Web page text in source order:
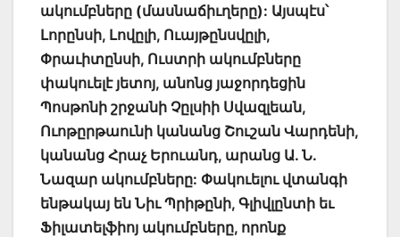
ակումբները (մասնաճիւղերը): Այսպէս՝
Լորընսի, Լովըլի, Ուայթընսվըլի,
Փրաւիտընսի, Ուստրի ակումբները
փակուելէ յետոյ, անոնց յաջորդեցին
Պոսթոնի շրջանի Չըլսիի Սվազլեան,
Ուոթըրթաունի կանանց Շուշան Վարդենի,
կանանց Հրաչ Երուանդ, արանց Ա. Ն.
Նազար ակումբները: Փակուելու վտանգի
ենթակայ են Նիւ Պրիթընի, Գլիվլընտի եւ
Ֆիլատելֆիոյ ակումբները, որոնք